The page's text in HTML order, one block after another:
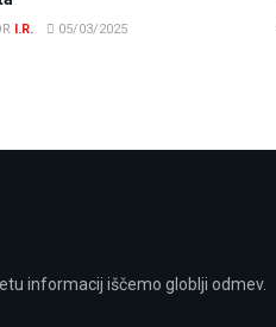
I.R. 05/03/2025
informacij iščemo globlji odmev.